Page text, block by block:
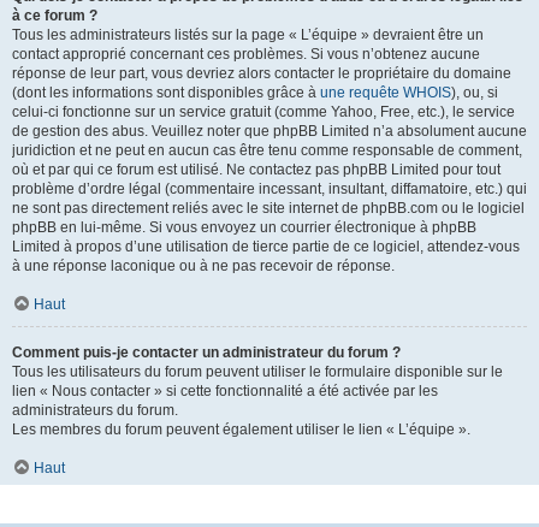
à ce forum ?
Tous les administrateurs listés sur la page « L’équipe » devraient être un
contact approprié concernant ces problèmes. Si vous n’obtenez aucune
réponse de leur part, vous devriez alors contacter le propriétaire du domaine
(dont les informations sont disponibles grâce à une requête WHOIS), ou, si
celui-ci fonctionne sur un service gratuit (comme Yahoo, Free, etc.), le service
de gestion des abus. Veuillez noter que phpBB Limited n’a absolument aucune
juridiction et ne peut en aucun cas être tenu comme responsable de comment,
où et par qui ce forum est utilisé. Ne contactez pas phpBB Limited pour tout
problème d’ordre légal (commentaire incessant, insultant, diffamatoire, etc.) qui
ne sont pas directement reliés avec le site internet de phpBB.com ou le logiciel
phpBB en lui-même. Si vous envoyez un courrier électronique à phpBB
Limited à propos d’une utilisation de tierce partie de ce logiciel, attendez-vous
à une réponse laconique ou à ne pas recevoir de réponse.
Haut
Comment puis-je contacter un administrateur du forum ?
Tous les utilisateurs du forum peuvent utiliser le formulaire disponible sur le
lien « Nous contacter » si cette fonctionnalité a été activée par les
administrateurs du forum.
Les membres du forum peuvent également utiliser le lien « L’équipe ».
Haut